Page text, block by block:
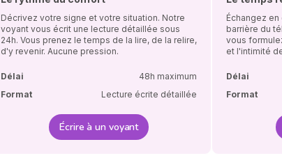
Décrivez votre signe et votre situation. Notre
voyant vous écrit une lecture détaillée sous
24h. Vous prenez le temps de la lire, de la relire,
d'y revenir. Aucune pression.
Délai
48h maximum
Format
Lecture écrite détaillée
Écrire à un voyant
Échangez
barrière du
vous
et l'intimité
Délai
Format